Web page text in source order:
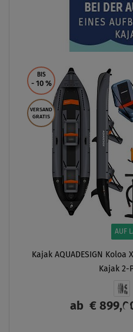
BIS
- 10 %
VERSAND
GRATIS
AUF
Kajak AQUADESIGN
Kajak 2-
ab €